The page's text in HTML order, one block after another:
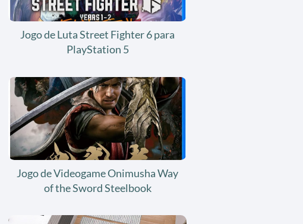
Jogo de Luta Street Fighter 6 para
PlayStation 5
Jogo de Videogame Onimusha Way
of the Sword Steelbook